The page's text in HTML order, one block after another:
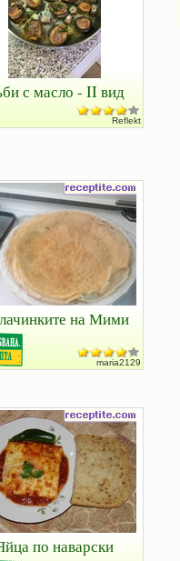
с масло - II вид
Reflekt
на Мими
maria2129
по наварски